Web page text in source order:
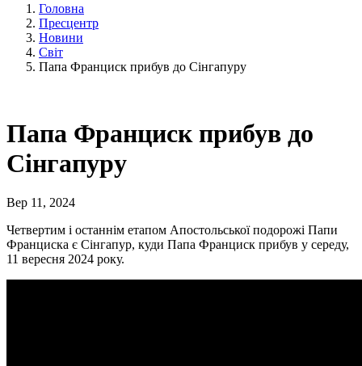
Головна
Пресцентр
Новини
Світ
Папа Франциск прибув до Сінгапуру
Папа Франциск прибув до
Сінгапуру
Вер 11, 2024
Четвертим і останнім етапом Апостольської подорожі Папи
Франциска є Сінгапур, куди Папа Франциск прибув у середу,
11 вересня 2024 року.